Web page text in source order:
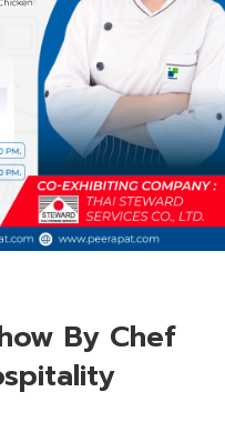
Disinfection
Building Care
Swimming Pools
Policy
Events
CSR
By Chef